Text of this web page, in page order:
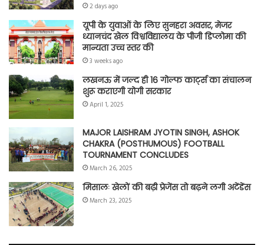
2 days ago
यूपी के युवाओं के लिए सुनहरा अवसर, मेजर
ध्यानचंद खेल विश्वविद्यालय के पीजी डिप्लोमा की
मान्यता उच्च स्तर की
3 weeks ago
लखनऊ में जल्द ही 16 गोल्फ कार्ट्स का संचालन
शुरू कराएगी योगी सरकार
April 1, 2025
MAJOR LAISHRAM JYOTIN SINGH, ASHOK
CHAKRA (POSTHUMOUS) FOOTBALL
TOURNAMENT CONCLUDES
March 26, 2025
मिसालः खेलों की बढ़ी प्रेजेंस तो बढ़ने लगी अटेंडेंस
March 23, 2025